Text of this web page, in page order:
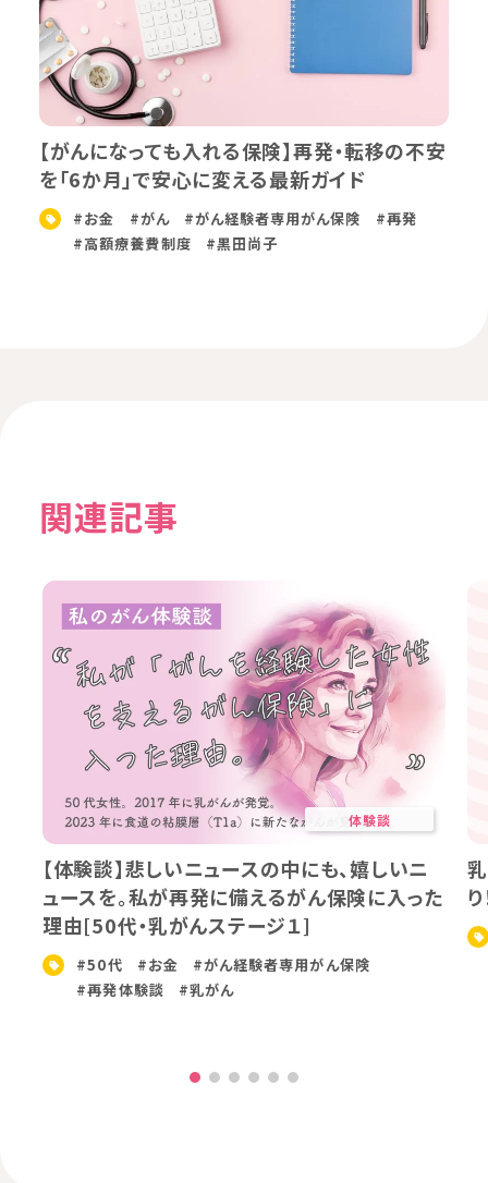
【がんになっても入れる保険】再発・転移の不安
を「6か月」で安心に変える最新ガイド
#お金 #がん #がん経験者専用がん保険
#再発
#高額療養費制度
#黒田尚子
関連記事
体験談
【体験談】悲しいニュースの中にも、嬉しいニ
ュースを。私が再発に備えるがん保険に入った
理由[50代・乳がんステージ１]
#50代 #お金
#がん経験者専用がん保険
#再発体験談
#乳がん